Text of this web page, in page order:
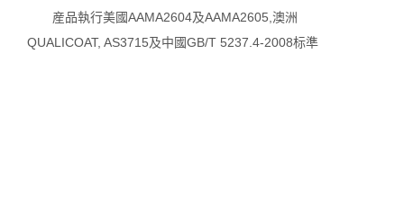
産品執行美國AAMA2604及AAMA2605,澳洲
QUALICOAT, AS3715及中國GB/T 5237.4-2008标準